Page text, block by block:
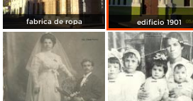
fabrica de ropa edificio 1901